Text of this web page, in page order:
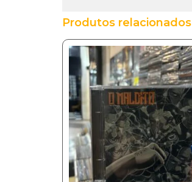
Produtos relacionados